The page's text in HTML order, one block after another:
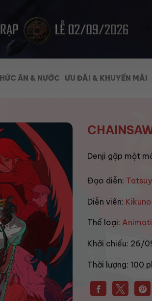
ĂN & NƯỚC ƯU ĐÃI & KHUYẾN MÃI
Denji gặp một
Đạo diễn:
Diễn viên:
Thể loại:
Khởi chiếu: 26/
Thời lượng: 100